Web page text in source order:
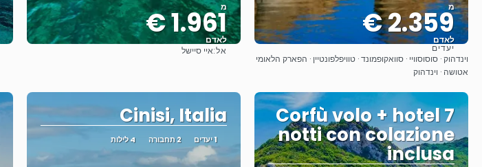
מ
2.359 €
לאדם
ראה
יעדים
וינדהוק · סוסוסוויי · סוואקופמונד · טוויפלפונטיין · הפארק הלאומי
אטושה · וינדהוק
מ
1.961 €
לאדם
אל:איי סיישל
Corfù volo + hotel 7
notti con colazione
inclusa
Cinisi, Italia
1 יעדים 2 תחבורה 4 לילות